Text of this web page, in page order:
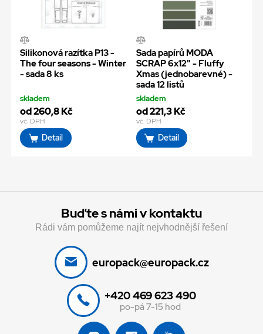
Silikonová razítka P13 -
The four seasons - Winter
- sada 8 ks
skladem
od 260,8 Kč
vč. DPH
Detail
Sada papírů MODA
SCRAP 6x12" - Fluffy
Xmas (jednobarevné) -
sada 12 listů
skladem
od 221,3 Kč
vč. DPH
Detail
Buďte s námi v kontaktu
Rádi vám pomůžeme najít nejvhodnější řešení
europack@europack.cz
+420 469 623 490
po-pá 7-15 hod